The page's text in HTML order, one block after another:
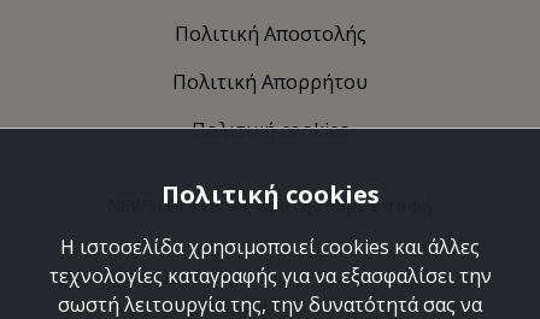
Πολιτική Αποστολής
Πολιτική Απορρήτου
Πολιτική cookies
NEWSLETTER: Ας κρατήσουμε επαφή
Ανακαλύψτε τις δημιουργίες μας και ελάτε να
γνωριστούμε καλύτερα.
Πολιτική cookies
Η ιστοσελίδα χρησιμοποιεί cookies και άλλες
τεχνολογίες καταγραφής για να εξασφαλίσει την
σωστή λειτουργία της, την δυνατότητά σας να